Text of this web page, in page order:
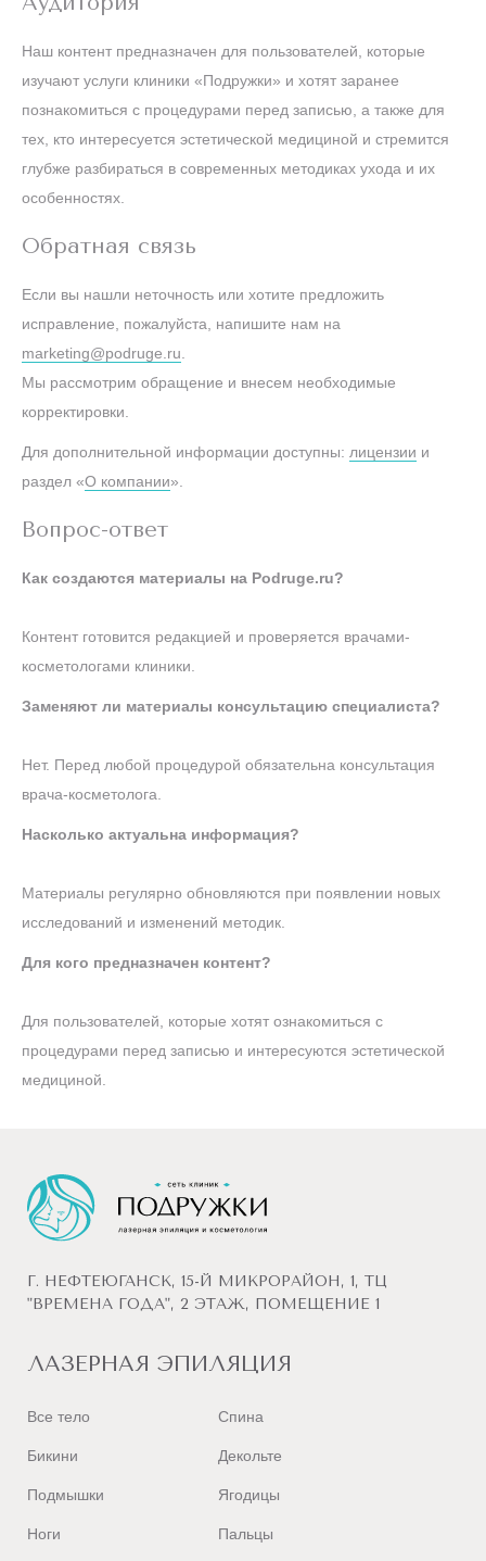
Наш контент предназначен для пользователей, которые
изучают услуги клиники «Подружки» и хотят заранее
познакомиться с процедурами перед записью, а также для
тех, кто интересуется эстетической медициной и стремится
глубже разбираться в современных методиках ухода и их
особенностях.
Обратная связь
Если вы нашли неточность или хотите предложить
исправление, пожалуйста, напишите нам на
marketing@podruge.ru
Мы рассмотрим обращение и внесем необходимые
корректировки.
Для дополнительной информации доступны: лицензии и
раздел «О компании».
Вопрос-ответ
Как создаются материалы на Podruge.ru?
Контент готовится редакцией и проверяется врачами-
косметологами клиники.
Заменяют ли материалы консультацию специалиста?
Нет. Перед любой процедурой обязательна консультация
врача-косметолога.
Насколько актуальна информация?
Материалы регулярно обновляются при появлении новых
исследований и изменений методик.
Для кого предназначен контент?
Для пользователей, которые хотят ознакомиться с
процедурами перед записью и интересуются эстетической
медициной.
Г. НЕФТЕЮГАНСК, 15-Й МИКРОРАЙОН, 1, ТЦ
"ВРЕМЕНА ГОДА", 2 ЭТАЖ, ПОМЕЩЕНИЕ 1
ЛАЗЕРНАЯ ЭПИЛЯЦИЯ
Все тело
Бикини
Подмышки
Ноги
Спина
Декольте
Ягодицы
Пальцы